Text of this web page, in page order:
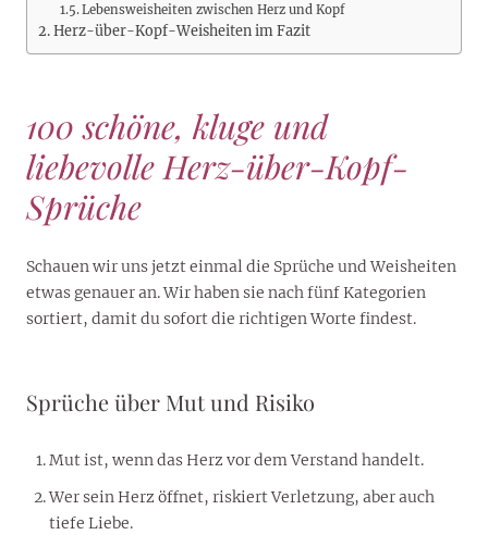
Lebensweisheiten zwischen Herz und Kopf
Herz-über-Kopf-Weisheiten im Fazit
100 schöne, kluge und
liebevolle Herz-über-Kopf-
Sprüche
Schauen wir uns jetzt einmal die Sprüche und Weisheiten
etwas genauer an. Wir haben sie nach fünf Kategorien
sortiert, damit du sofort die richtigen Worte findest.
Sprüche über Mut und Risiko
Mut ist, wenn das Herz vor dem Verstand handelt.
Wer sein Herz öffnet, riskiert Verletzung, aber auch
tiefe Liebe.